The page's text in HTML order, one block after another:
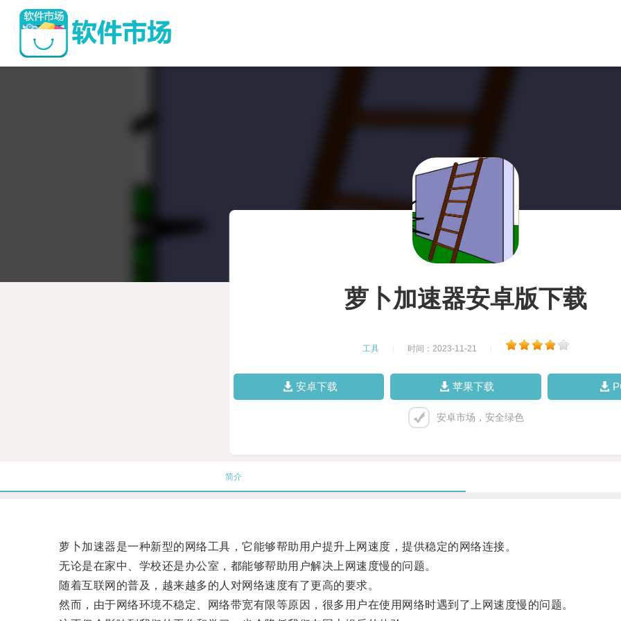
萝卜加速器安卓版下载
工具 时间：2023-11-21
安卓下载 苹果下载
安卓市场，安全绿色
简介
萝卜加速器是一种新型的网络工具，它能够帮助用户提升上网速度，提供稳定的网络连接。
无论是在家中、学校还是办公室，都能够帮助用户解决上网速度慢的问题。
随着互联网的普及，越来越多的人对网络速度有了更高的要求。
然而，由于网络环境不稳定、网络带宽有限等原因，很多用户在使用网络时遇到了上网速度慢的问题。